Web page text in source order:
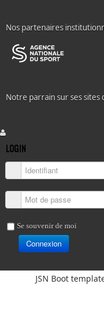
Nos partenaires
Notre parrain sur ses sites
LOGIN
Identifiant
Mot de passe
Se souvenir de moi
Connexion
JSN Boot